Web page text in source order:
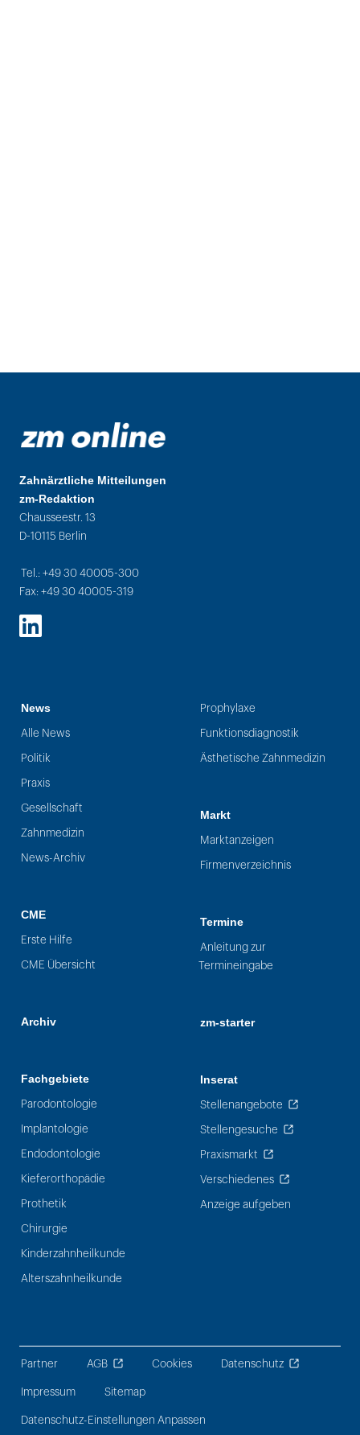
Zahnärztliche Mitteilungen
zm-Redaktion
Chausseestr. 13
D-10115 Berlin
Tel.: +49 30 40005-300
Fax: +49 30 40005-319
LinkedIn
News
Alle News
Politik
Praxis
Gesellschaft
Zahnmedizin
News-Archiv
CME
Erste Hilfe
CME Übersicht
Archiv
Fachgebiete
Parodontologie
Implantologie
Endodontologie
Kieferorthopädie
Prothetik
Chirurgie
Kinderzahnheilkunde
Alterszahnheilkunde
Prophylaxe
Funktionsdiagnostik
Ästhetische Zahnmedizin
Markt
Marktanzeigen
Firmenverzeichnis
Termine
Anleitung zur
Termineingabe
zm-starter
Inserat
Stellenangebote
Stellengesuche
Praxismarkt
Verschiedenes
Anzeige aufgeben
Partner AGB Cookies Datenschutz
Impressum Sitemap
Datenschutz-Einstellungen Anpassen